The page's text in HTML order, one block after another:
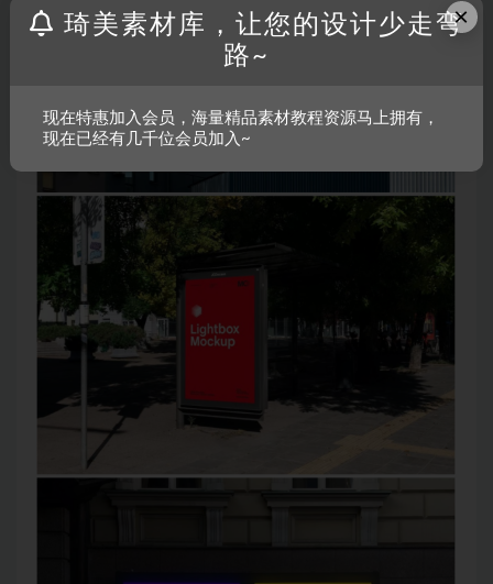
×
琦美素材库，让您的设计少走弯
路~
现在特惠加入会员，海量精品素材教程资源马上拥有，
现在已经有几千位会员加入~